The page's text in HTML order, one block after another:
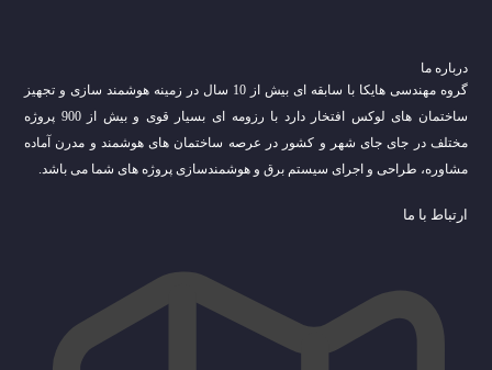
درباره ما
گروه مهندسی هایکا با سابقه ای بیش از 10 سال در زمینه هوشمند سازی و تجهیز
ساختمان های لوکس افتخار دارد با رزومه ای بسیار قوی و بیش از 900 پروژه
مختلف در جای جای شهر و کشور در عرصه ساختمان های هوشمند و مدرن آماده
مشاوره، طراحی و اجرای سیستم برق و هوشمندسازی پروژه های شما می باشد.
ارتباط با ما